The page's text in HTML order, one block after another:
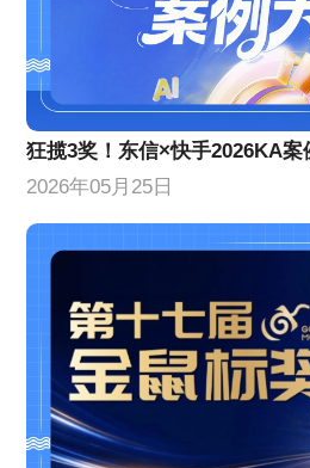
狂揽3奖！东信×快手2026KA
2026年05月25日